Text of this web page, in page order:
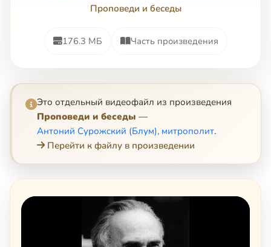
Проповеди и беседы
176.3 МБ Часть произведения
Это отдельный видеофайл из произведения
Проповеди и беседы —
Антоний Сурожский (Блум), митрополит.
Перейти к файлу в произведении